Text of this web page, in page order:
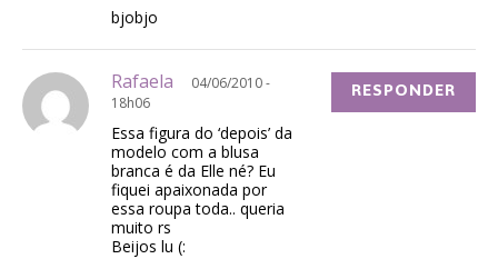
bjobjo
Rafaela
04/06/2010 -
18h06
Essa figura do ‘depois’ da
modelo com a blusa
branca é da Elle né? Eu
fiquei apaixonada por
essa roupa toda.. queria
muito rs
Beijos lu (:
RESPONDER